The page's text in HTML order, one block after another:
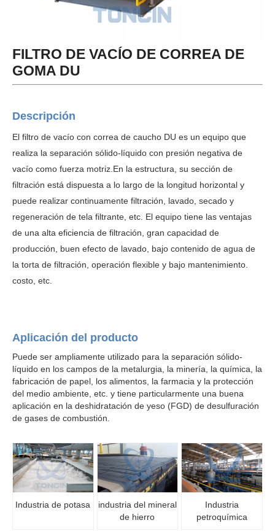
FILTRO DE VACÍO DE CORREA DE
GOMA DU
Descripción
El filtro de vacío con correa de caucho DU es un equipo que
realiza la separación sólido-líquido con presión negativa de
vacío como fuerza motriz.En la estructura, su sección de
filtración está dispuesta a lo largo de la longitud horizontal y
puede realizar continuamente filtración, lavado, secado y
regeneración de tela filtrante, etc. El equipo tiene las ventajas
de una alta eficiencia de filtración, gran capacidad de
producción, buen efecto de lavado, bajo contenido de agua de
la torta de filtración, operación flexible y bajo mantenimiento.
costo, etc.
Aplicación del producto
Puede ser ampliamente utilizado para la separación sólido-
líquido en los campos de la metalurgia, la minería, la química, la
fabricación de papel, los alimentos, la farmacia y la protección
del medio ambiente, etc. y tiene particularmente una buena
aplicación en la deshidratación de yeso (FGD) de desulfuración
de gases de combustión.
Industria de potasa
industria del mineral
de hierro
Industria
petroquímica